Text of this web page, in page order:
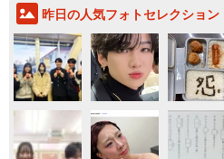
昨日の人気フォトセレクション